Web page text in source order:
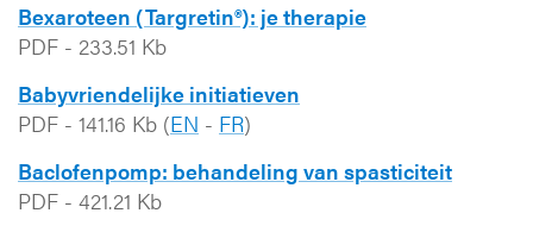
Bexaroteen (Targretin®): je therapie
PDF - 233.51 Kb
Babyvriendelijke initiatieven
PDF - 141.16 Kb (EN - FR)
Baclofenpomp: behandeling van spasticiteit
PDF - 421.21 Kb